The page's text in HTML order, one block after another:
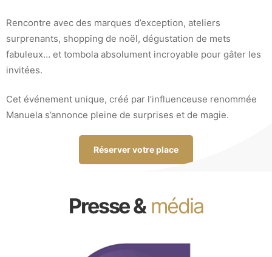
Rencontre avec des marques d’exception, ateliers
surprenants, shopping de noël, dégustation de mets
fabuleux… et tombola absolument incroyable pour gâter les
invitées.
Cet événement unique, créé par l’influenceuse renommée
Manuela s’annonce pleine de surprises et de magie.
Réserver votre place
Presse & média